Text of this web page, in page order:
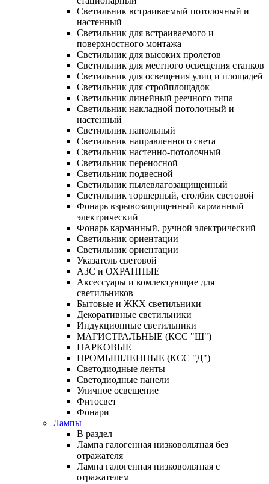
Светильник встраиваемый потолочный и
настенный
Светильник для встраиваемого и
поверхностного монтажа
Светильник для высоких пролетов
Светильник для местного освещения станков
Светильник для освещения улиц и площадей
Светильник для стройплощадок
Светильник линейный реечного типа
Светильник накладной потолочный и
настенный
Светильник напольный
Светильник направленного света
Светильник настенно-потолочный
Светильник переносной
Светильник подвесной
Светильник пылевлагозащищенный
Светильник торшерный, столбик световой
Фонарь взрывозащищенный карманный
электрический
Фонарь карманный, ручной электрический
Светильник ориентации
Светильник ориентации
Указатель световой
АЗС и ОХРАННЫЕ
Аксессуары и комлектующие для
светильников
Бытовые и ЖКХ светильники
Декоративные светильники
Индукционные светильники
МАГИСТРАЛЬНЫЕ (КСС "Ш")
ПАРКОВЫЕ
ПРОМЫШЛЕННЫЕ (КСС "Д")
Светодиодные ленты
Светодиодные панели
Уличное освещение
Фитосвет
Фонари
Лампы
В раздел
Лампа галогенная низковольтная без
отражателя
Лампа галогенная низковольтная с
отражателем